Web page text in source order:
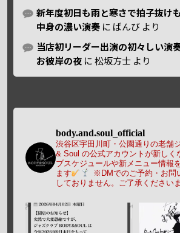
新年度初日も雨と寒さで拍子抜け
中身の濃い演奏 に ばんび より
当店初リーダー出演の初々しい演
お彼岸の夜 に松坂方士 より
body.and.soul_official
渋谷区宇田川町・公園通りの老舗
& Soul の公式アカウントが新しく
ブスケジュールや新メニュー情報
ます
※DMでのご予約・お問
しておりません。ご了承くださいま